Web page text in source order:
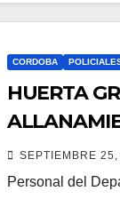
CORDOBA
HUERTA
YSEPTIEMBRE
Personal del